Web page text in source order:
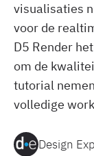
visualisaties
voor de
D5 Render
om de
tutorial
volledige
Design